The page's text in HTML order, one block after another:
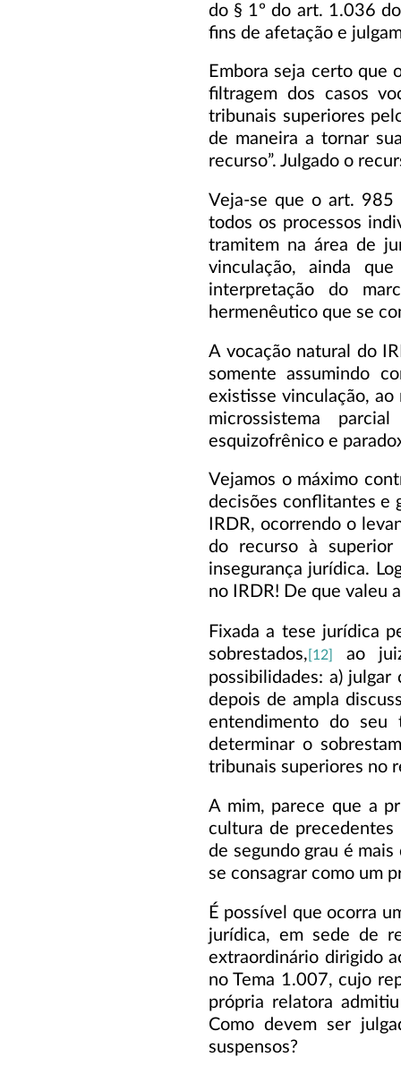
do § 1º do art. 1.036
fins de afetação e
Embora seja certo que
filtragem dos casos
tribunais superiores
de maneira a tornar
recurso”. Julgado o
Veja-se que o art. 985
todos os processos
tramitem na área de
vinculação, ainda
interpretação do
hermenêutico que se
A vocação natural do
somente assumindo
existisse vinculação,
microssistema
esquizofrênico e
Vejamos o máximo
decisões conflitantes e
IRDR, ocorrendo o
do recurso à
insegurança jurídica.
no IRDR! De que valeu
Fixada a tese jurídica
sobrestados, [12]
ao
possibilidades: a)
depois de ampla
entendimento do seu
determinar o
tribunais superiores no
A mim, parece que a
cultura de precedentes
de segundo grau é
se consagrar como um
É possível que ocorra
jurídica, em sede de
extraordinário dirigido
no Tema 1.007, cujo
própria relatora
Como devem ser
suspensos?